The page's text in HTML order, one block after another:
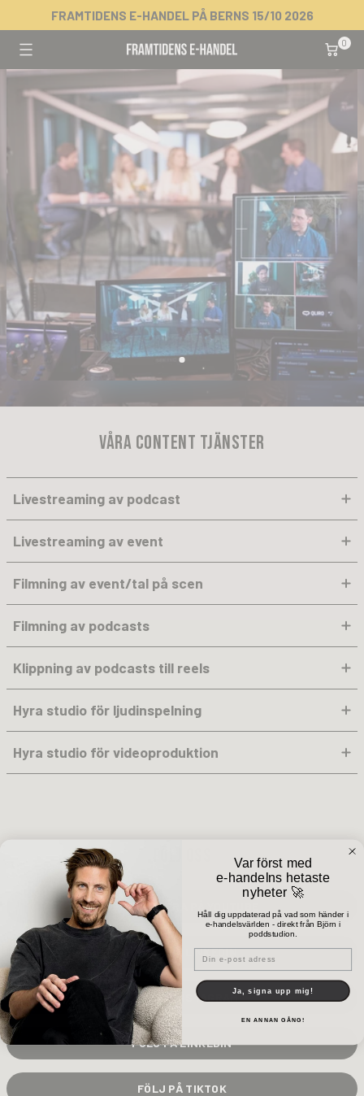
to
content
FRAMTIDENS E-HANDEL PÅ BERNS 15/10 2026
00
VÅRA CONTENT TJÄNSTER
Livestreaming av podcast
Livestreaming av event
Filmning av event/tal på scen
Filmning av podcasts
Klippning av podcasts till reels
Hyra studio för ljudinspelning
Hyra studio för videoproduktion
PRENUMERERA PÅ YOUTUBE
BJÖRN PÅ LINKEDIN
FÖLJ PÅ INSTAGRAM
FÖLJ PÅ LINKEDIN
FÖLJ PÅ TIKTOK
Var först med
e-handelns hetaste
nyheter 🚀
Håll dig uppdaterad på vad som händer i
e-handelsvärlden - direkt från Björn i
poddstudion.
Ja, signa upp mig!
EN ANNAN GÅNG!